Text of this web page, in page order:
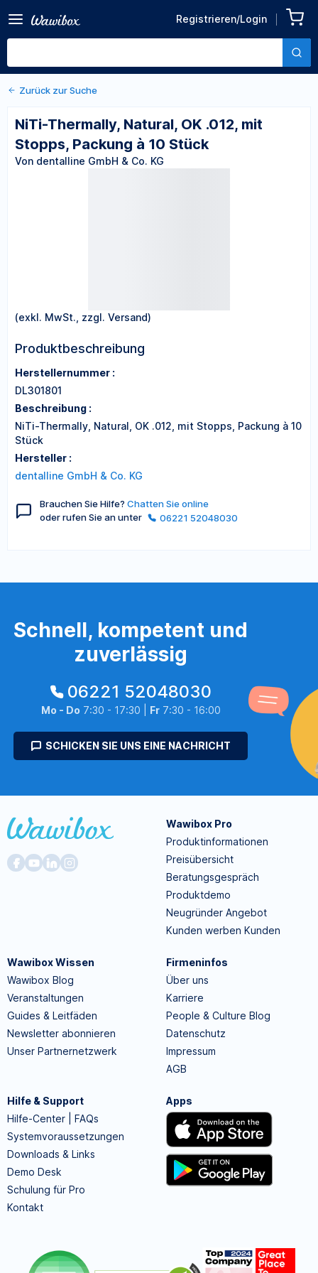
Registrieren/Login
.012, mit Stopps, Packung à
10 Stück
Von dentalline GmbH & Co. KG
Zurück zu den Produktdetails
Zurück zur Suche
NiTi-Thermally, Natural, OK .012, mit
Stopps, Packung à 10 Stück
Von dentalline GmbH & Co. KG
(exkl. MwSt., zzgl. Versand)
Produktbeschreibung
Herstellernummer :
DL301801
Beschreibung :
NiTi-Thermally, Natural, OK .012, mit Stopps, Packung à 10
Stück
Hersteller :
dentalline GmbH & Co. KG
Brauchen Sie Hilfe? Chatten Sie online
oder rufen Sie an unter
06221 52048030
Schnell, kompetent und
zuverlässig
06221 52048030
Mo - Do 7:30 - 17:30 | Fr7:30 - 16:00
SCHICKEN SIE UNS EINE NACHRICHT
Wawibox Pro
Produktinformationen
Preisübersicht
Beratungsgespräch
Produktdemo
Neugründer Angebot
Kunden werben Kunden
Wawibox Wissen
Wawibox Blog
Veranstaltungen
Guides & Leitfäden
Newsletter abonnieren
Unser Partnernetzwerk
Firmeninfos
Über uns
Karriere
People & Culture Blog
Datenschutz
Impressum
AGB
Hilfe & Support
Hilfe-Center | FAQs
Systemvoraussetzungen
Downloads & Links
Demo Desk
Schulung für Pro
Kontakt
Apps